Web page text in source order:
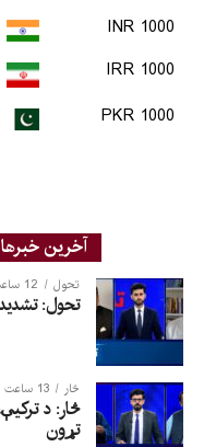
1000 INR
1000 IRR
1000 PKR
آخرین خبرها
تحول 12 ساعت ago
تحول:
څار 13 ساعت ago
څار: د
تړون